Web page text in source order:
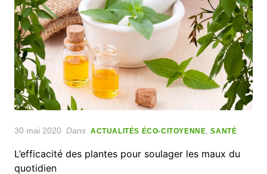
Posted
30 mai 2020 Dans ACTUALITÉS ÉCO-CITOYENNE ,SANTÉ
L’efficacité des plantes pour soulager les maux du
quotidien